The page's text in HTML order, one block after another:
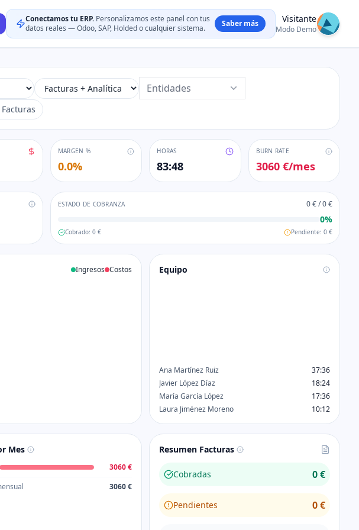
Conectamos tu ERP. Personalizamos este panel con tus
datos reales — Odoo, SAP, Holded o cualquier sistema.
Saber más Visitante
Modo Demo
Entidades
MARGEN %
0.0%
HORAS
83:48
BURN RATE
3060 €/mes
ESTADO DE COBRANZA 0 €/0 €
0%
Cobrado: 0 € Pendiente: 0 €
Ingresos Costos Equipo
Ana Martínez Ruiz
37:36
Javier López Díaz
18:24
María García López
17:36
Laura Jiménez Moreno
10:12
Mes
3060 €
3060 €
Resumen Facturas
Cobradas 0 €
Pendientes 0 €